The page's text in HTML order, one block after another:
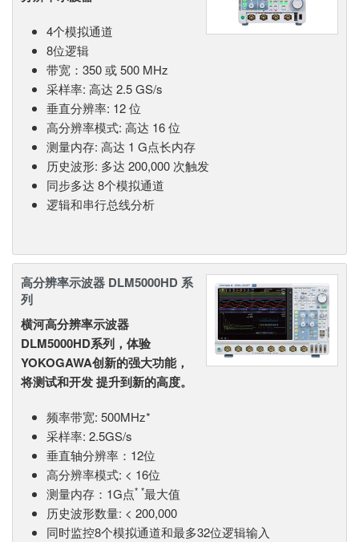
4个模拟通道
8位逻辑
带宽：350 或 500 MHz
采样率: 高达 2.5 GS/s
垂直分辨率: 12 位
高分辨率模式: 高达 16 位
测量内存: 高达 1 G点长内存
历史波形: 多达 200,000 次触发
同步多达 8个模拟通道
逻辑和串行总线分析
高分辨率示波器 DLM5000HD 系
列
横河高分辨率示波器
DLM5000HD系列，体验
YOKOGAWA创新的强大功能，
将测试和开发 提升到新的高度。
频率带宽: 500MHz*
采样率: 2.5GS/s
垂直轴分辨率：12位
高分辨率模式: < 16位
测量内存：1G点* *最大值
历史波形数量: < 200,000
同时监控8个模拟通道和最多32位逻辑输入